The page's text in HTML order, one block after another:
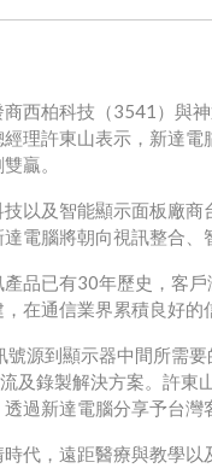
西柏科技（3541）與
理許東山表示，新達
贏。
以及智能顯示面板廠
電腦將朝向視訊整合、
品已有30年歷史，客
在通信業界累積良好的
源到顯示器中間所需
及錄製解決方案。許東
過新達電腦分享予台灣
代，遠距醫療與教學